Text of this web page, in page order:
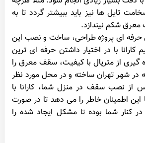
تایل ها نیز باید ببیشتر گردد تا به
شکم نیندازد.
حرفه ای پروژه طراحی، ساخت و نصب این
کارانا با در اختیار داشتن حرفه ای ترین
گیری از متریال با کیفیت، سقف معرق را
در شهر تهران ساخته و در محل مورد نظر
از نصب سقف در منزل شما، کارانا با
این اطمینان خاطر را می دهد تا در صورت
کنار شما بوده تا مشکل ایجاد شده را